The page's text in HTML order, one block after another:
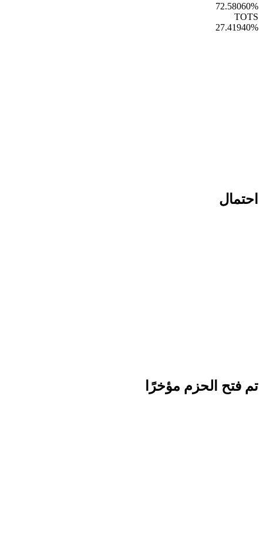
72.58060%
TOTS
27.41940%
احتمال
تم فتح الحزم مؤخرًا